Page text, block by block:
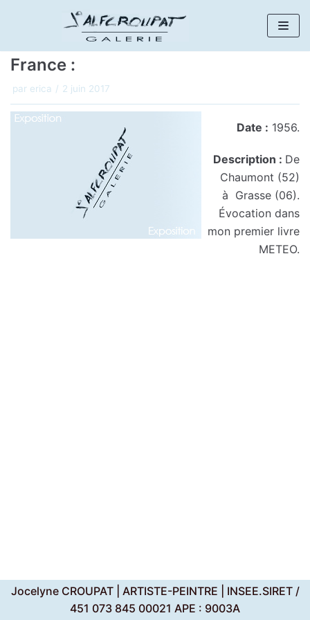
au
contenu
France :
par erica 2 juin 2017
Date : 1956.
Description : De
Chaumont (52)
à Grasse (06).
Évocation dans
mon premier livre
METEO.
Jocelyne CROUPAT | ARTISTE-PEINTRE | INSEE.SIRET /
451 073 845 00021 APE : 9003A